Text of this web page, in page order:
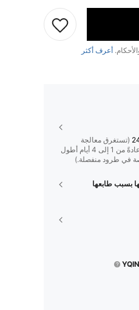
أعرف أكثر
(تستغرق معالجة
الطلبات التي تحتوي على منتجات مخصصة عادةً من 1 إلى 4 أيام أطول
في طرود منفصلة.)
بسبب طابعها